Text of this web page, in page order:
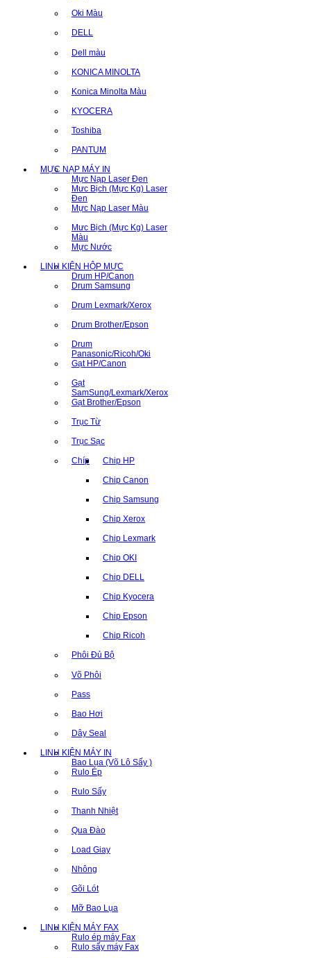
Oki Màu
DELL
Dell màu
KONICA MINOLTA
Konica Minolta Màu
KYOCERA
Toshiba
PANTUM
MỰC NẠP MÁY IN
Mực Nạp Laser Đen
Mưc Bịch (Mực Kg) Laser
Đen
Mực Nạp Laser Màu
Mưc Bịch (Mực Kg) Laser
Màu
Mực Nước
LINH KIỆN HỘP MỰC
Drum HP/Canon
Drum Samsung
Drum Lexmark/Xerox
Drum Brother/Epson
Drum
Panasonic/Ricoh/Oki
Gạt HP/Canon
Gạt
SamSung/Lexmark/Xerox
Gạt Brother/Epson
Trục Từ
Trục Sạc
Chíp Chip HP
Chip Canon
Chip Samsung
Chip Xerox
Chip Lexmark
Chip OKI
Chip DELL
Chip Kyocera
Chip Epson
Chip Ricoh
Phôi Đủ Bộ
Võ Phôi
Pass
Bao Hơi
Dây Seal
LINH KIỆN MÁY IN
Bao Lụa (Võ Lô Sấy )
Rulo Ép
Rulo Sấy
Thanh Nhiệt
Qua Đào
Load Giay
Nhông
Gõi Lót
Mỡ Bao Lụa
LINH KIỆN MÁY FAX
Rulo ép máy Fax
Rulo sấy máy Fax